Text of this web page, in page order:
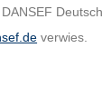
verwies.